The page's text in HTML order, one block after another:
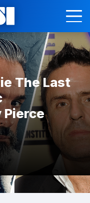
The Last